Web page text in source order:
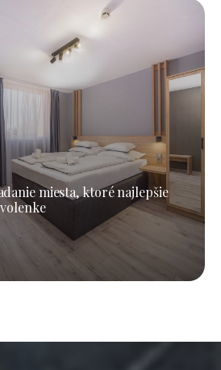
miesta, ktoré najlepšie